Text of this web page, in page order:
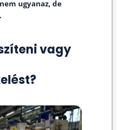
ugyanaz, de
vagy